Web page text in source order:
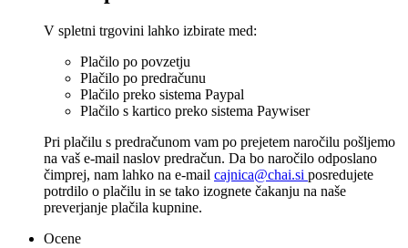
V spletni trgovini lahko izbirate med:
Plačilo po povzetju
Plačilo po predračunu
Plačilo preko sistema Paypal
Plačilo s kartico preko sistema Paywiser
Pri plačilu s predračunom vam po prejetem naročilu pošljemo
na vaš e-mail naslov predračun. Da bo naročilo odposlano
čimprej, nam lahko na e-mail cajnica@chai.si posredujete
potrdilo o plačilu in se tako izognete čakanju na naše
preverjanje plačila kupnine.
Ocene